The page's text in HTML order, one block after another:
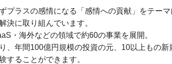
プラスの感情になる「感情への貢献」をテーマ
決に取り組んでいます。
・海外などの領域で約60の事業を展開。
、年間100億円規模の投資の元、10以上もの新
することができます。